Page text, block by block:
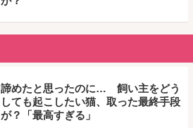
諦めたと思ったのに… 飼い主をどう
しても起こしたい猫、取った最終手段
が？「最高すぎる」